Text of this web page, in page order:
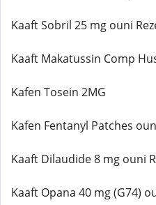
Kaaft Sobril 25 mg ouni
Kaaft Makatussin Comp
Kafen Tosein 2MG
Kafen Fentanyl Patches
Kaaft Dilaudide 8 mg ouni
Kaaft Opana 40 mg (G74)